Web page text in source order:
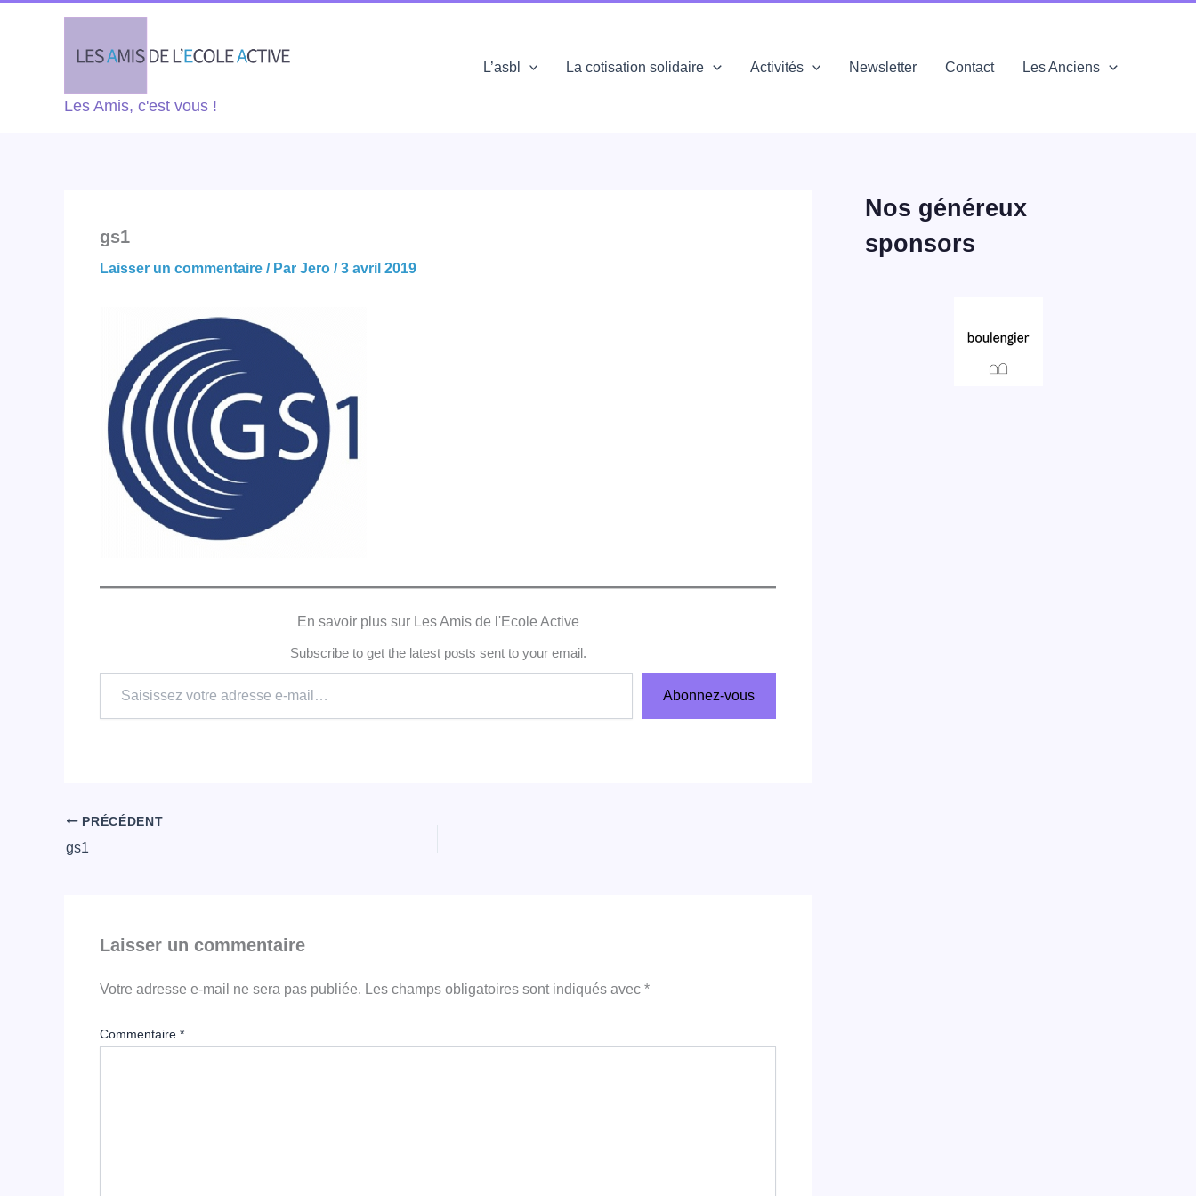
Les Amis, c'est vous !
L’asbl La cotisation solidaire Activités Newsletter Contact Les Anciens
gs1
Laisser un commentaire / Par Jero /3 avril 2019
En savoir plus sur Les Amis de l'Ecole Active
Subscribe to get the latest posts sent to your email.
votre
adresse
Abonnez-vous
PRÉCÉDENT
gs1
Laisser un commentaire
Votre adresse e-mail ne sera pas publiée. Les champs obligatoires sont indiqués avec *
Commentaire *
Nos généreux
sponsors